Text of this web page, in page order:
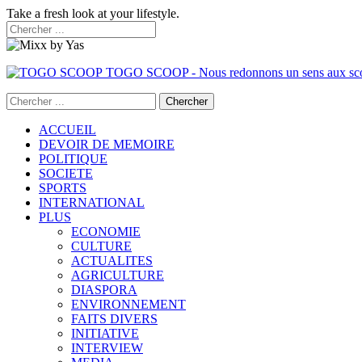
Take a fresh look at your lifestyle.
TOGO SCOOP - Nous redonnons un sens aux
ACCUEIL
DEVOIR DE MEMOIRE
POLITIQUE
SOCIETE
SPORTS
INTERNATIONAL
PLUS
ECONOMIE
CULTURE
ACTUALITES
AGRICULTURE
DIASPORA
ENVIRONNEMENT
FAITS DIVERS
INITIATIVE
INTERVIEW